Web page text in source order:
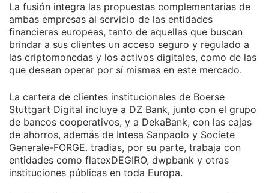
La fusión integra las propuestas complementarias de
ambas empresas al servicio de las entidades
financieras europeas, tanto de aquellas que buscan
brindar a sus clientes un acceso seguro y regulado a
las criptomonedas y los activos digitales, como de las
que desean operar por sí mismas en este mercado.
La cartera de clientes institucionales de Boerse
Stuttgart Digital incluye a DZ Bank, junto con el grupo
de bancos cooperativos, y a DekaBank, con las cajas
de ahorros, además de Intesa Sanpaolo y Societe
Generale-FORGE. tradias, por su parte, trabaja con
entidades como flatexDEGIRO, dwpbank y otras
instituciones públicas en toda Europa.